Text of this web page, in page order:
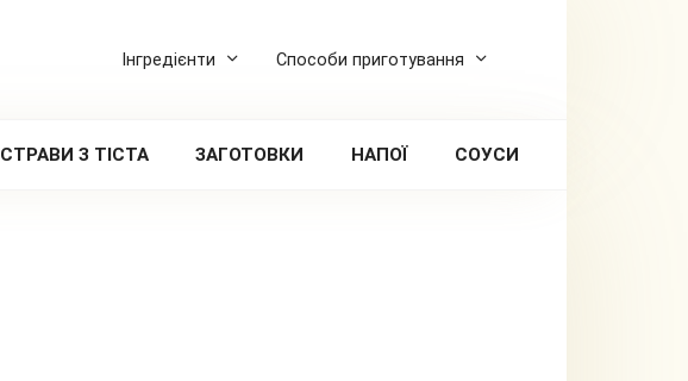
Інгредієнти Способи приготування
СТРАВИ З ТІСТА ЗАГОТОВКИ НАПОЇ СОУСИ